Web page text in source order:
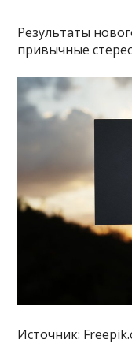
Результаты
привычные
Источник: